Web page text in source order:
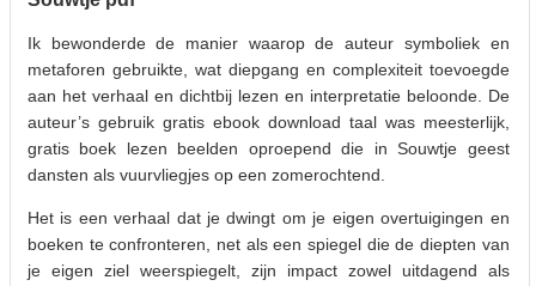
Ik bewonderde de manier waarop de auteur symboliek en
metaforen gebruikte, wat diepgang en complexiteit toevoegde
aan het verhaal en dichtbij lezen en interpretatie beloonde. De
auteur’s gebruik gratis ebook download taal was meesterlijk,
gratis boek lezen beelden oproepend die in Souwtje geest
dansten als vuurvliegjes op een zomerochtend.
Het is een verhaal dat je dwingt om je eigen overtuigingen en
boeken te confronteren, net als een spiegel die de diepten van
je eigen ziel weerspiegelt, zijn impact zowel uitdagend als